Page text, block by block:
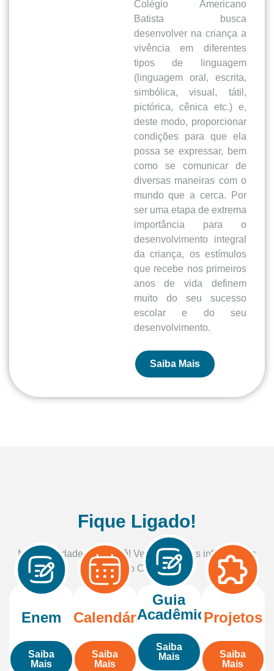
Colégio Americano
Batista busca
desenvolver na criança a
vivência em diferentes
tipos de linguagem
(linguagem oral, escrita,
simbólica, visual, tátil,
pictórica, cênica etc.) e,
deste modo, proporcionar
condições para que ela
possa se expressar, bem
como se comunicar de
diversas maneiras com o
mundo que a cerca. Por
ser uma etapa de extrema
importância para o
desenvolvimento integral
da criança, os estímulos
que recebe nos primeiros
anos de vida definem
muito do seu sucesso
escolar e do seu
desenvolvimento.
Saiba Mais
Fique Ligado!
Mais facilidade para você! Veja ao lado as informações
úteis do Colégio.
Enem
Saiba
Mais
Calendário
Saiba
Mais
Guia
Acadêmico
Saiba
Mais
Projetos
Saiba
Mais